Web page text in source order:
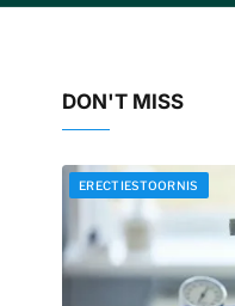
DON'T MISS
ERECTIESTOORNIS